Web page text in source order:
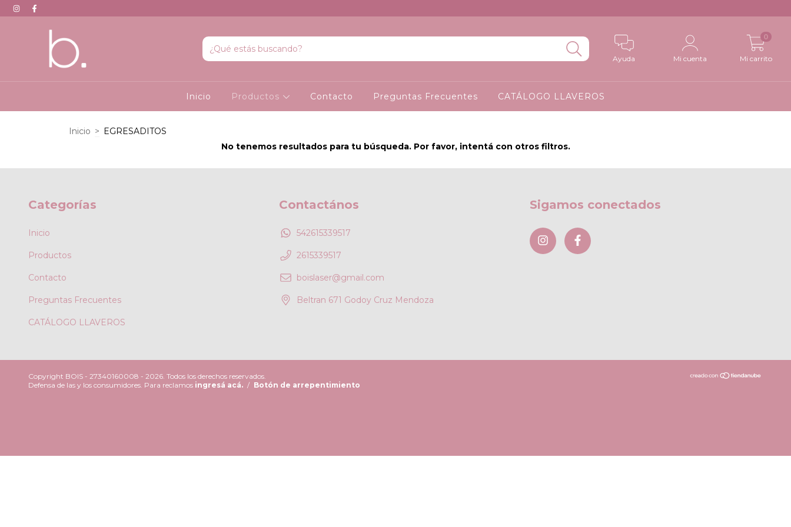
Ayuda Mi cuenta Mi carrito
0
Inicio Productos Contacto Preguntas Frecuentes CATÁLOGO LLAVEROS
Inicio > EGRESADITOS
No tenemos resultados para tu búsqueda. Por favor, intentá con otros filtros.
Categorías
Inicio
Productos
Contacto
Preguntas Frecuentes
CATÁLOGO LLAVEROS
Contactános
542615339517
2615339517
boislaser@gmail.com
Beltran 671 Godoy Cruz Mendoza
Sigamos conectados
Copyright BOIS - 27340160008 - 2026. Todos los derechos reservados.
Defensa de las y los consumidores. Para reclamos ingresá acá. / Botón de arrepentimiento